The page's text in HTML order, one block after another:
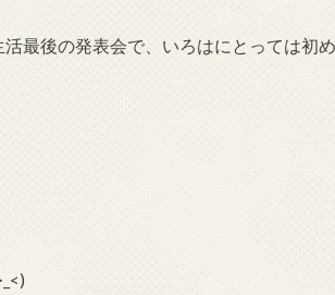
最後の発表会で、いろはにとっては初め